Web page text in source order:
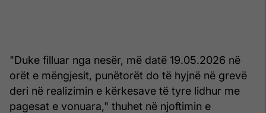
"Duke filluar nga nesër, më datë 19.05.2026 në
orët e mëngjesit, punëtorët do të hyjnë në grevë
deri në realizimin e kërkesave të tyre lidhur me
pagesat e vonuara," thuhet në njoftimin e